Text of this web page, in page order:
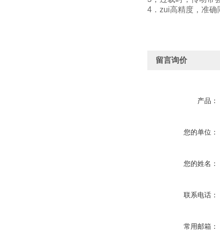
4．zui高精度，准确
留言询价
产品：
您的单位：
您的姓名：
联系电话：
常用邮箱：